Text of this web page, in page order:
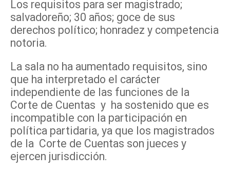
Los requisitos para ser magistrado;
salvadoreño; 30 años; goce de sus
derechos político; honradez y competencia
notoria.
La sala no ha aumentado requisitos, sino
que ha interpretado el carácter
independiente de las funciones de la
Corte de Cuentas y ha sostenido que es
incompatible con la participación en
política partidaria, ya que los magistrados
de la Corte de Cuentas son jueces y
ejercen jurisdicción.